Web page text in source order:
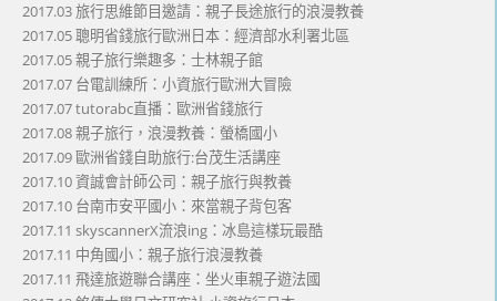
2017.03 旅行思維節目邀請：親子長途旅行的浪漫教養
2017.05 聰明省錢旅行歐洲日本：經濟部水利署北區
2017.05 親子旅行樂趣多：士林親子館
2017.07 台電訓練所：小資旅行歐洲大冒險
2017.07 tutorabc直播：歐洲省錢旅行
2017.08 親子旅行，浪漫教養：螢橋國小
2017.09 歐洲省錢自助旅行:台茂生活講座
2017.10 資誠會計師公司：親子旅行與教養
2017.10 台南市安平國小：來當親子背包客
2017.11 skyscannerX流浪ing：冰島這樣玩最酷
2017.11 中角國小：親子旅行浪漫教養
2017.11 飛達旅遊聯合講座：坐火車親子遊法國